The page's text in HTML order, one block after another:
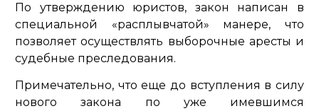
По утверждению юристов, закон написан в
специальной «расплывчатой» манере, что
позволяет осуществлять выборочные аресты и
судебные преследования.
Примечательно, что еще до вступления в силу
нового закона по уже имевшимся